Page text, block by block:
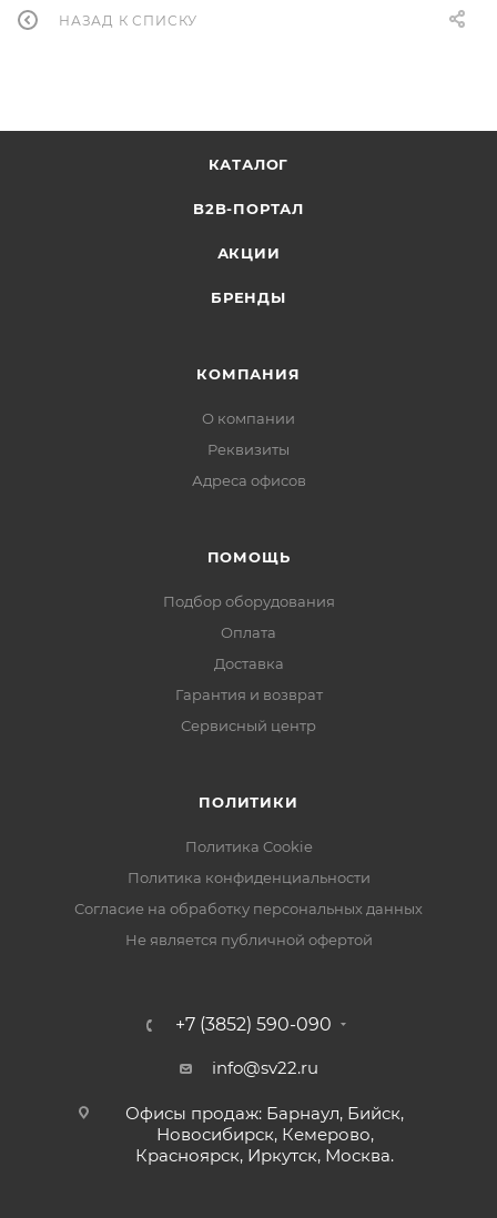
НАЗАД К СПИСКУ
КАТАЛОГ
B2B-ПОРТАЛ
АКЦИИ
БРЕНДЫ
КОМПАНИЯ
О компании
Реквизиты
Адреса офисов
ПОМОЩЬ
Подбор оборудования
Оплата
Доставка
Гарантия и возврат
Сервисный центр
ПОЛИТИКИ
Политика Cookie
Политика конфиденциальности
Согласие на обработку персональных данных
Не является публичной офертой
+7 (3852) 590-090
info@sv22.ru
Офисы продаж: Барнаул, Бийск,
Новосибирск, Кемерово,
Красноярск, Иркутск, Москва.